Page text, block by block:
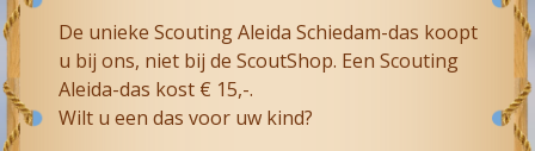
De unieke Scouting Aleida Schiedam-das koopt
u bij ons, niet bij de ScoutShop. Een Scouting
Aleida-das kost € 15,-.
Wilt u een das voor uw kind?